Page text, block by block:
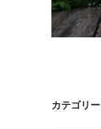
カテゴリー